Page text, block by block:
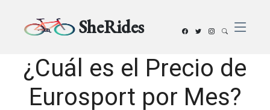
SheRides
¿Cuál es el Precio de
Eurosport por Mes?